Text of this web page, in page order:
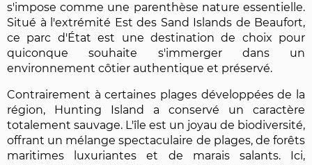
s'impose comme une parenthèse nature essentielle.
Situé à l'extrémité Est des Sand Islands de Beaufort,
ce parc d'État est une destination de choix pour
quiconque souhaite s'immerger dans un
environnement côtier authentique et préservé.
Contrairement à certaines plages développées de la
région, Hunting Island a conservé un caractère
totalement sauvage. L'île est un joyau de biodiversité,
offrant un mélange spectaculaire de plages, de forêts
maritimes luxuriantes et de marais salants. Ici,